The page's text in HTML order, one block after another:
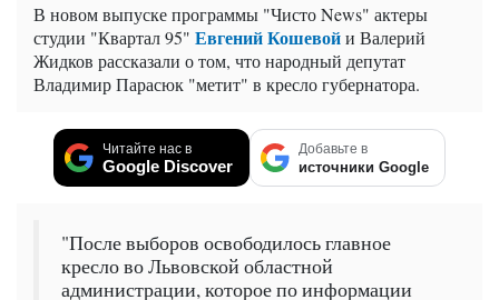
В новом выпуске программы "Чисто News" актеры
студии "Квартал 95" Евгений Кошевойи Валерий
Жидков рассказали о том, что народный депутат
Владимир Парасюк "метит" в кресло губернатора.
Читайте нас в
Google Discover
Добавьте в
источники Google
"После выборов освободилось главное
кресло во Львовской областной
администрации, которое по информации